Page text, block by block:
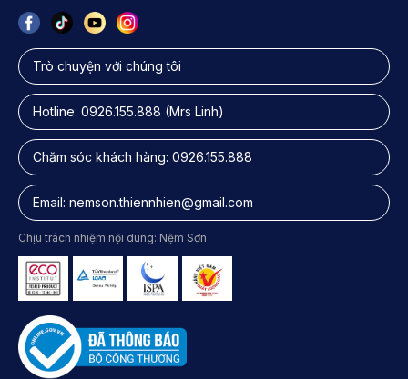
Trò chuyện với chúng tôi
Hotline: 0926.155.888 (Mrs Linh)
Chăm sóc khách hàng: 0926.155.888
Email: nemson.thiennhien@gmail.com
Chịu trách nhiệm nội dung: Nệm Sơn